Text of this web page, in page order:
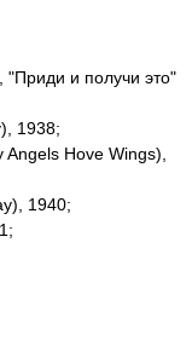
"Приди и получи это"
1938;
Hove Wings),
1940;